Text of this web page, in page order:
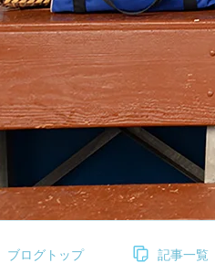
ブログトップ 記事一覧